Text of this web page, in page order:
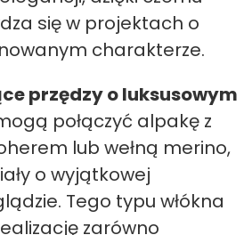
się w projektach o
charakterze.
przędzy o luksusowym
połączyć alpakę z
lub wełną merino,
o wyjątkowej
Tego typu włókna
zarówno